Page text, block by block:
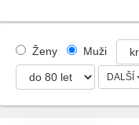
Ženy Muži
DALŠÍ